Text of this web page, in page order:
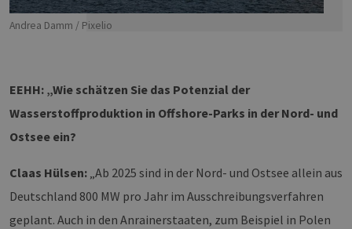
Andrea Damm / Pixelio
EEHH: „Wie schätzen Sie das Potenzial der
Wasserstoffproduktion in Offshore-Parks in der Nord- und
Ostsee ein?
Claas Hülsen: „Ab 2025 sind in der Nord- und Ostsee allein aus
Deutschland 800 MW pro Jahr im Ausschreibungsverfahren
geplant. Auch in den Anrainerstaaten, zum Beispiel in Polen